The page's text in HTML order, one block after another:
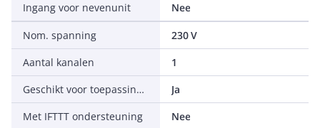
Ingang voor nevenunit
Nee
Nom. spanning
230 V
Aantal kanalen
1
Geschikt voor toepassing met bewegingsmelder
Ja
Met IFTTT ondersteuning
Nee